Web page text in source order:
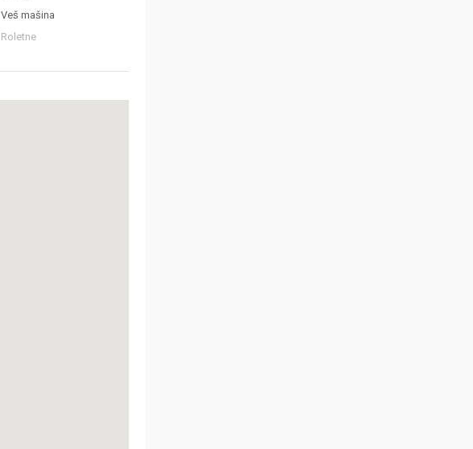
Veš mašina
Roletne